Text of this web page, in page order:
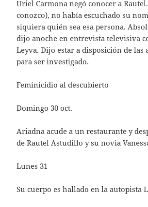
Uriel Carmona negó conocer a
conozco), no había escuchado su
siquiera quién sea esa persona.
dijo anoche en entrevista televisiva
Leyva. Dijo estar a disposición de las
para ser investigado.
Feminicidio al descubierto
Domingo 30 oct.
Ariadna acude a un restaurante y
de Rautel Astudillo y su novia
Lunes 31
Su cuerpo es hallado en la autopista